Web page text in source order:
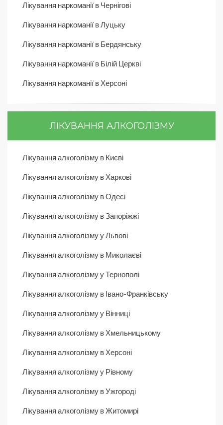
Лікування наркоманії в Чернігові
Лікування наркоманії в Луцьку
Лікування наркоманії в Бердянську
Лікування наркоманії в Білій Церкві
Лікування наркоманії в Херсоні
ЛІКУВАННЯ АЛКОГОЛІЗМУ
Лікування алкоголізму в Києві
Лікування алкоголізму в Харкові
Лікування алкоголізму в Одесі
Лікування алкоголізму в Запоріжжі
Лікування алкоголізму у Львові
Лікування алкоголізму в Миколаєві
Лікування алкоголізму у Тернополі
Лікування алкоголізму в Івано-Франківську
Лікування алкоголізму у Вінниці
Лікування алкоголізму в Хмельницькому
Лікування алкоголізму в Херсоні
Лікування алкоголізму у Рівному
Лікування алкоголізму в Ужгороді
Лікування алкоголізму в Житомирі